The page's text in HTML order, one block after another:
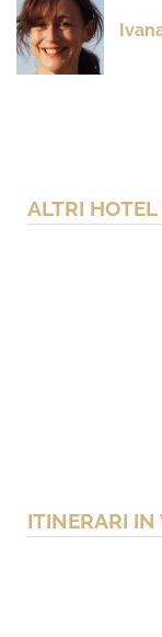
ALTRI
ITINERARI IN